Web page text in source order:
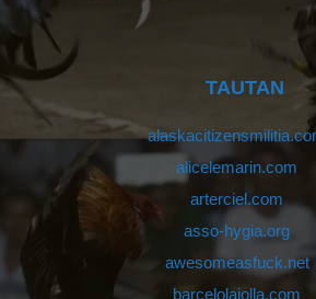
TAUTAN
alicelemarin.com
arterciel.com
asso-hygia.org
awesomeasfuck.net
barcelolajolla.com